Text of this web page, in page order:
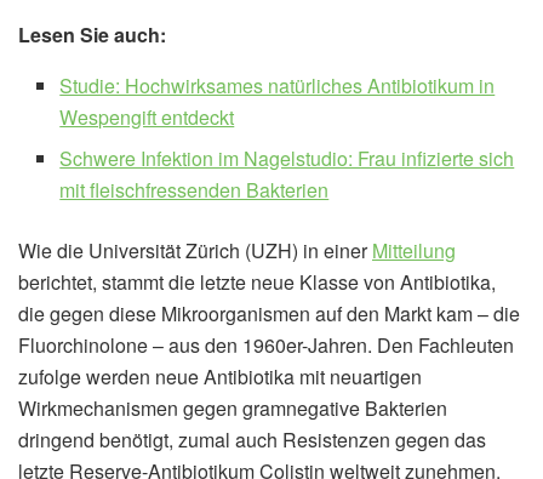
Lesen Sie auch:
Studie: Hochwirksames natürliches Antibiotikum in
Wespengift entdeckt
Schwere Infektion im Nagelstudio: Frau infizierte sich
mit fleischfressenden Bakterien
Wie die Universität Zürich (UZH) in einerMitteilung
berichtet, stammt die letzte neue Klasse von Antibiotika,
die gegen diese Mikroorganismen auf den Markt kam – die
Fluorchinolone – aus den 1960er-Jahren. Den Fachleuten
zufolge werden neue Antibiotika mit neuartigen
Wirkmechanismen gegen gramnegative Bakterien
dringend benötigt, zumal auch Resistenzen gegen das
letzte Reserve-Antibiotikum Colistin weltweit zunehmen.